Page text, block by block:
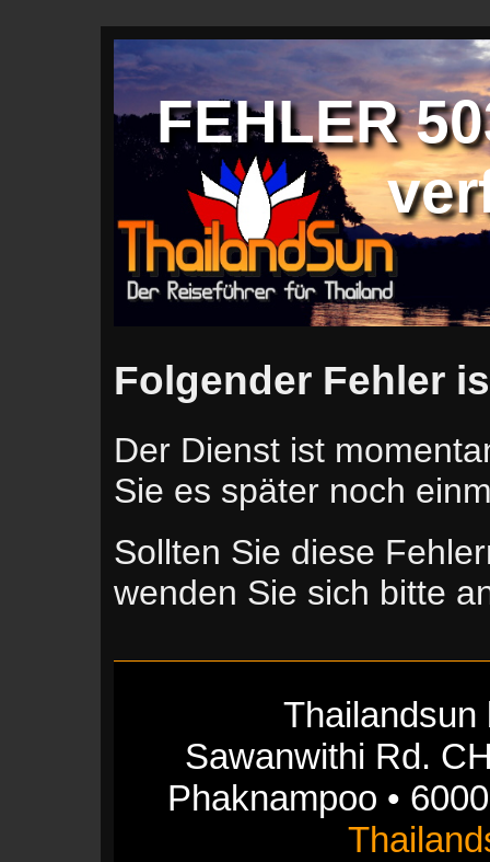
FEHLER
Folgender Fehler
Der Dienst ist
Sie es später noch
Sollten Sie diese
wenden Sie sich bitte
Thailandsun
Sawanwithi Rd.
Phaknampoo •